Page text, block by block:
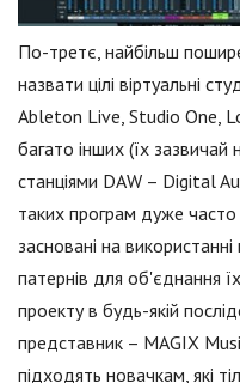
По-третє, найбільш
назвати цілі віртуальні
Ableton Live, Studio One,
багато інших (їх
станціями DAW – Digital
таких програм дуже часто
засновані на
патернів для об'єднання
проекту в будь-якій
представник – MAGIX
підходять новачкам, які